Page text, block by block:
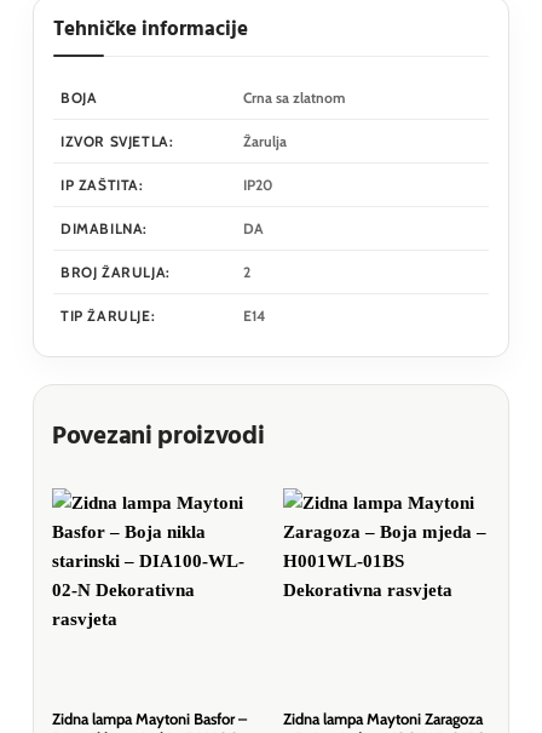
Tehničke informacije
BOJA Crna sa zlatnom
IZVOR SVJETLA: Žarulja
IP ZAŠTITA: IP20
DIMABILNA: DA
BROJ ŽARULJA: 2
TIP ŽARULJE: E14
Povezani proizvodi
Zidna lampa Maytoni Basfor –
Zidna lampa Maytoni Zaragoza